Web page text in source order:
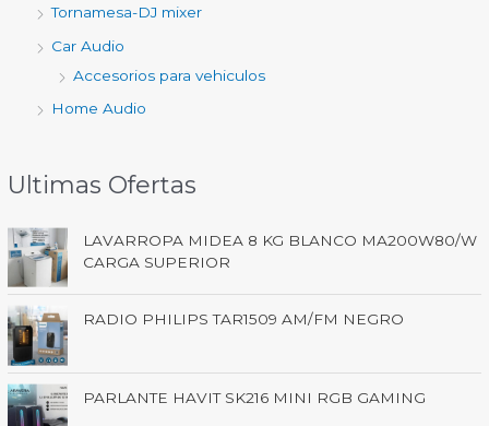
Tornamesa-DJ mixer
Car Audio
Accesorios para vehiculos
Home Audio
Ultimas Ofertas
LAVARROPA MIDEA 8 KG BLANCO MA200W80/W
CARGA SUPERIOR
RADIO PHILIPS TAR1509 AM/FM NEGRO
PARLANTE HAVIT SK216 MINI RGB GAMING